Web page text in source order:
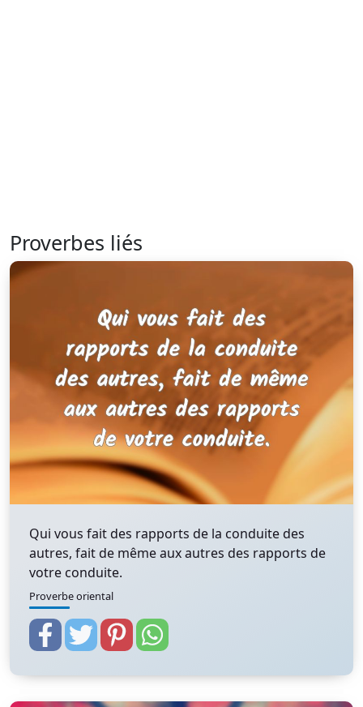
Proverbes liés
Qui vous fait des rapports de la conduite des
autres, fait de même aux autres des rapports de
votre conduite.
Proverbe oriental